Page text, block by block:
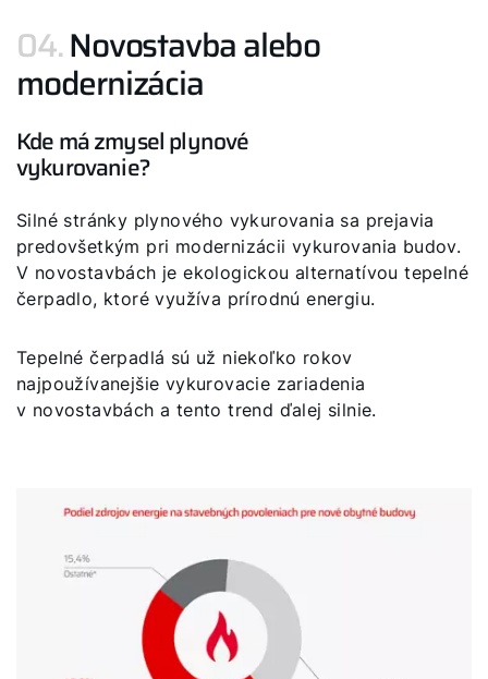
04.Novostavba alebo
modernizácia
Kde má zmysel plynové
vykurovanie?
Silné stránky plynového vykurovania sa prejavia
predovšetkým pri modernizácii vykurovania budov.
V novostavbách je ekologickou alternatívou tepelné
čerpadlo, ktoré využíva prírodnú energiu.
Tepelné čerpadlá sú už niekoľko rokov
najpoužívanejšie vykurovacie zariadenia
v novostavbách a tento trend ďalej silnie.